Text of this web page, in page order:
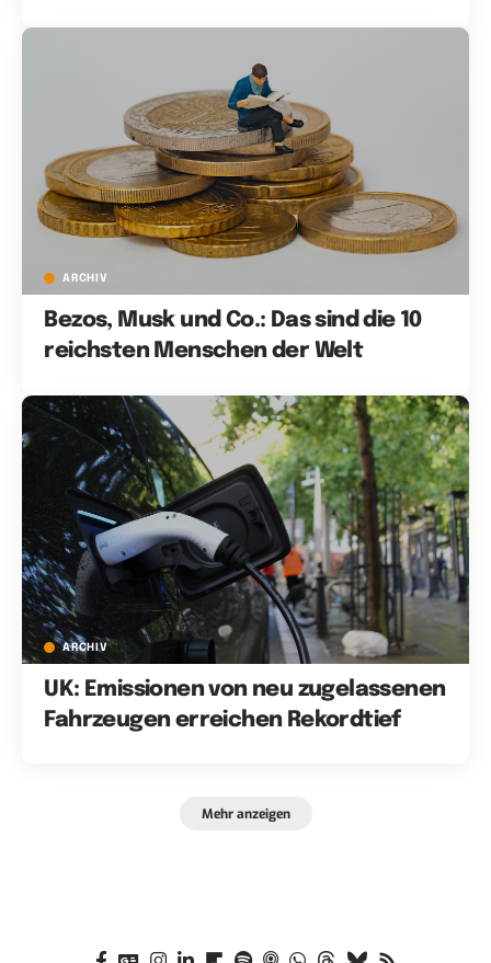
ARCHIV
Bezos, Musk und Co.: Das sind die 10
reichsten Menschen der Welt
ARCHIV
UK: Emissionen von neu zugelassenen
Fahrzeugen erreichen Rekordtief
Mehr anzeigen